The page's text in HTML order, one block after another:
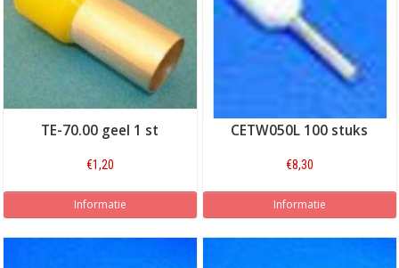
TE-70.00 geel 1 st
€1,20
Informatie
CETW050L 100 stuks
€8,30
Informatie